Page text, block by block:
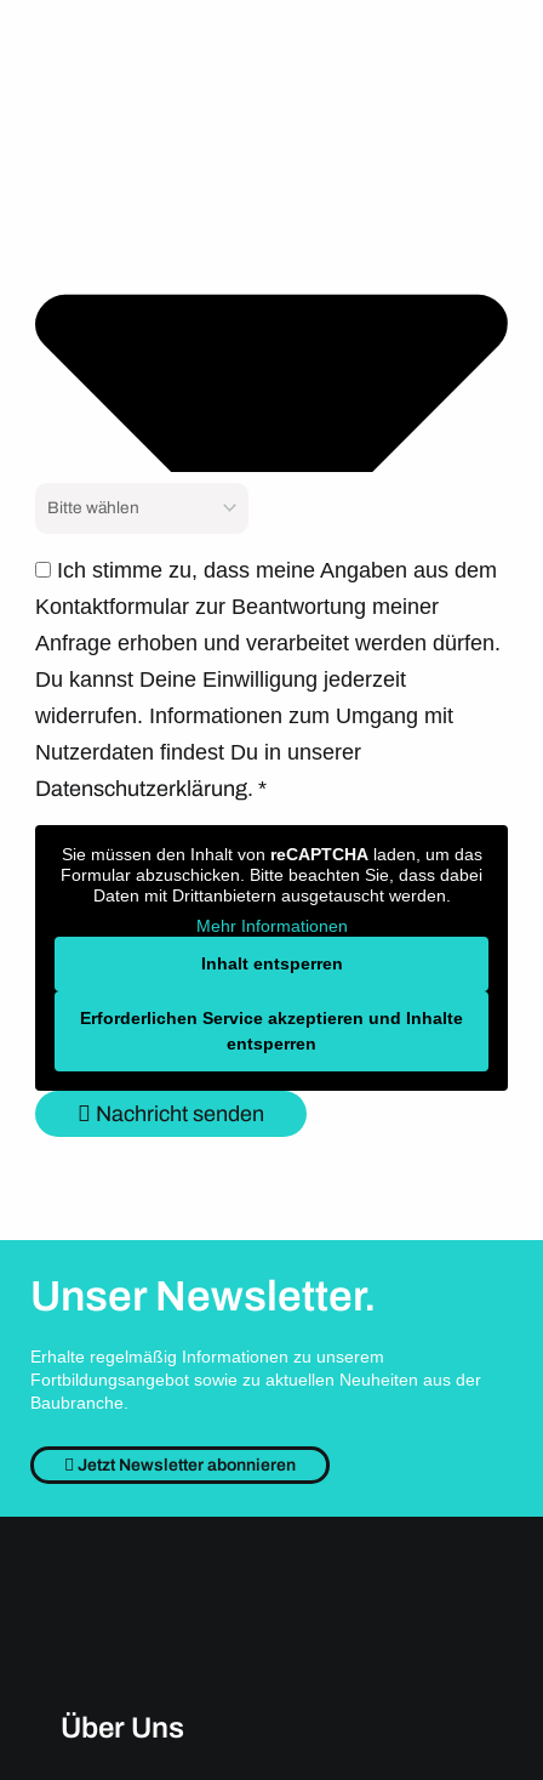
Ich stimme zu, dass meine Angaben aus dem
Kontaktformular zur Beantwortung meiner
Anfrage erhoben und verarbeitet werden dürfen.
Du kannst Deine Einwilligung jederzeit
widerrufen. Informationen zum Umgang mit
Nutzerdaten findest Du in unserer
Datenschutzerklärung.*
Sie müssen den Inhalt von reCAPTCHAladen, um das
Formular abzuschicken. Bitte beachten Sie, dass dabei
Daten mit Drittanbietern ausgetauscht werden.
Mehr Informationen
Inhalt entsperren
Erforderlichen Service akzeptieren und Inhalte
entsperren
Nachricht senden
Unser Newsletter.
Erhalte regelmäßig Informationen zu unserem
Fortbildungsangebot sowie zu aktuellen Neuheiten aus der
Baubranche.
Jetzt Newsletter abonnieren
Über Uns